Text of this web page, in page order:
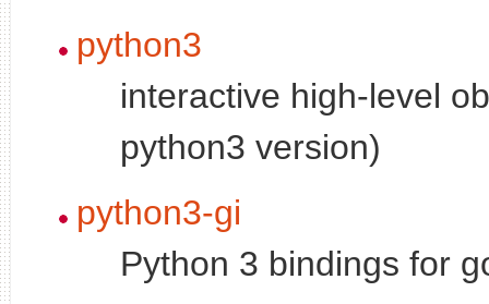
python3
interactive high-level
python3 version)
python3-gi
Python 3 bindings for